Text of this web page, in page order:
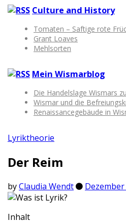
Culture and History
Tomaten – Saftige rote
Grant Loaves
Mehlsorten
Mein Wismarblog
Die Handelslage Wismars
Wismar und die
Renaissancegebäude in
Lyriktheorie
Der Reim
byClaudia Wendt Dezember
Inhalt